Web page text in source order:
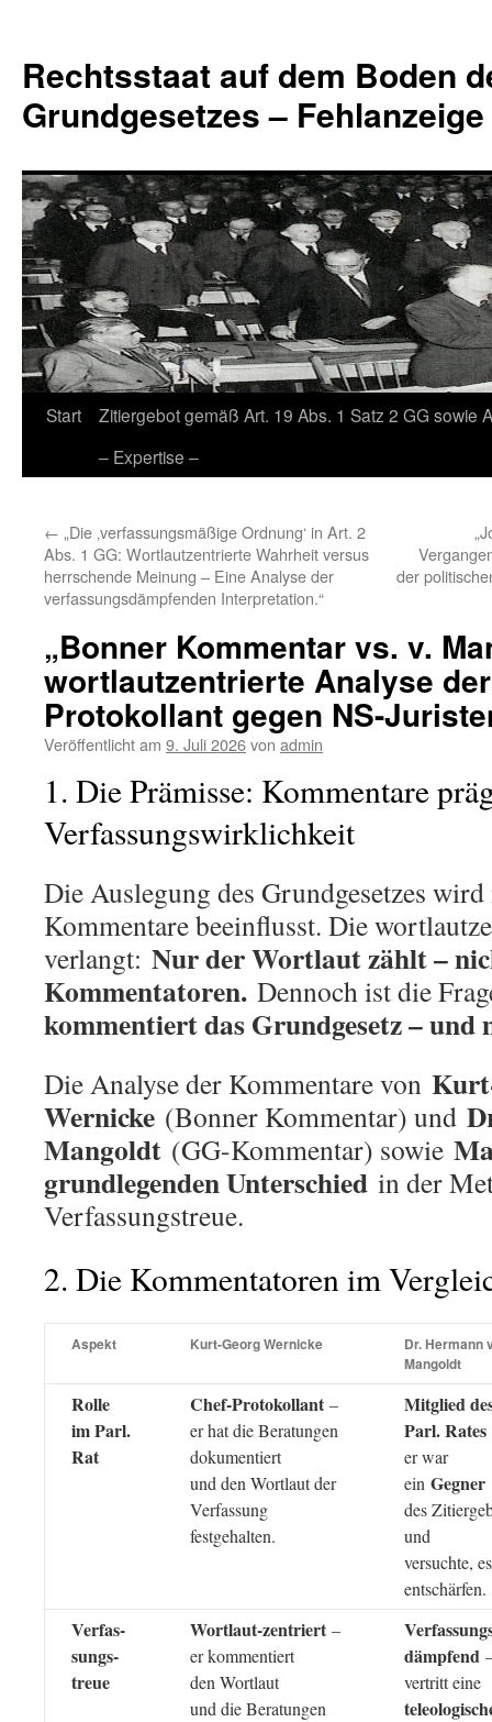
springen
Rechtsstaat auf dem Boden
Grundgesetzes –
Start
Zitiergebot gemäß Art. 19 Abs. 1 Satz 2 GG sowie
– Expertise –
← „Die ‚verfassungsmäßige Ordnung‘ in Art. 2
Abs. 1 GG: Wortlautzentrierte Wahrheit versus
herrschende Meinung – Eine Analyse der
verfassungsdämpfenden Interpretation.“
der
„Bonner Kommentar vs. v.
wortlautzentrierte Analyse
Protokollant gegen NS-
Veröffentlicht am 9. Juli 2026von admin
1. Die Prämisse: Kommentare
Verfassungswirklichkeit
Die Auslegung des Grundgesetzes
Kommentare beeinflusst. Die
verlangt: Nur der Wortlaut zählt –
Kommentatoren. Dennoch ist die
kommentiert das Grundgesetz – und
Die Analyse der Kommentare von
Wernicke (Bonner Kommentar) und
Mangoldt (GG-Kommentar) sowie
grundlegenden Unterschied in der
Verfassungstreue.
2. Die Kommentatoren im
Aspekt Kurt-Georg Wernicke
Dr. Hermann
Mangoldt
Rolle
im Parl.
Rat
Chef-Protokollant –
er hat die Beratungen
dokumentiert
und den Wortlaut der
Verfassung
festgehalten.
Mitglied
Parl. Rates
er war
ein Gegner
des
und
versuchte,
entschärfen.
Verfas-
sungs-
treue
Wortlaut-zentriert –
er kommentiert
den Wortlaut
und die Beratungen
dämpfend
vertritt eine